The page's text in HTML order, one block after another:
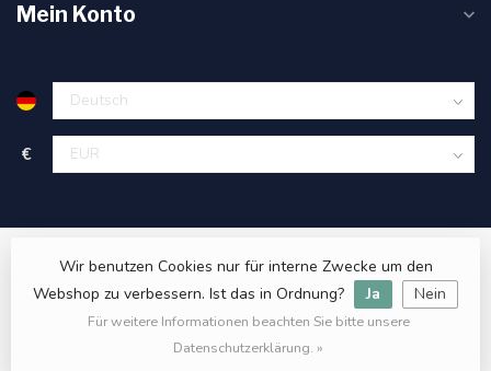
Mein Konto
€
© Copyright 2026 Sanitas Verde- Powered byLightspeed- Theme
byDyvelopment
Wir benutzen Cookies nur für interne Zwecke um den
Webshop zu verbessern. Ist das in Ordnung?
Ja Nein
Für weitere Informationen beachten Sie bitte unsere
Datenschutzerklärung. »